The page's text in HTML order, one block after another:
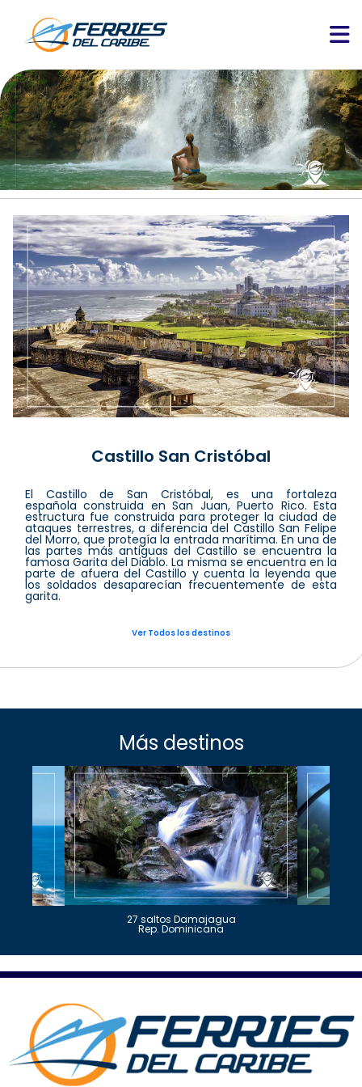
Castillo San Cristóbal
El Castillo de San Cristóbal, es una fortaleza
española construida en San Juan, Puerto Rico. Esta
estructura fue construida para proteger la ciudad de
ataques terrestres, a diferencia del Castillo San Felipe
del Morro, que protegía la entrada marítima. En una de
las partes más antiguas del Castillo se encuentra la
famosa Garita del Diablo. La misma se encuentra en la
parte de afuera del Castillo y cuenta la leyenda que
los soldados desaparecían frecuentemente de esta
garita.
Ver Todos los destinos
Más destinos
27 saltos Damajagua
Rep. Dominicana